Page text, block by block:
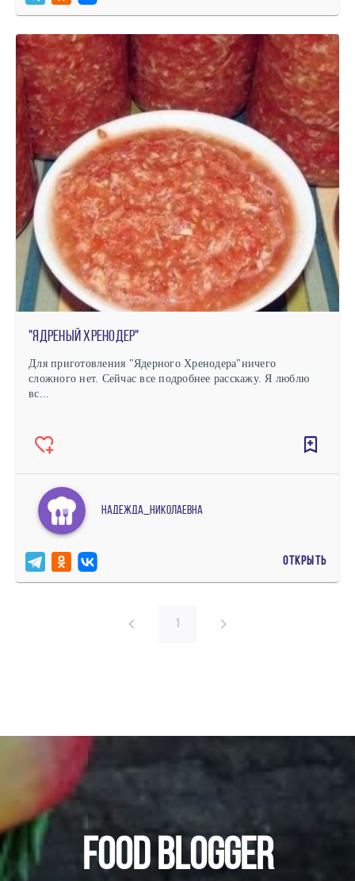
"Ядреный Хренодер"
Для приготовления "Ядерного Хренодера"ничего
сложного нет. Сейчас все подробнее расскажу. Я люблю
вс...
Надежда_Николаевна
ОТКРЫТЬ
1
FOOD BLOGGER